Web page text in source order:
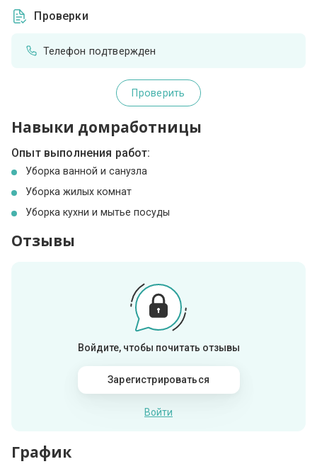
Проверки
Телефон подтвержден
Проверить
Навыки домработницы
Опыт выполнения работ:
Уборка ванной и санузла
Уборка жилых комнат
Уборка кухни и мытье посуды
Отзывы
Войдите, чтобы почитать отзывы
Зарегистрироваться
Войти
График